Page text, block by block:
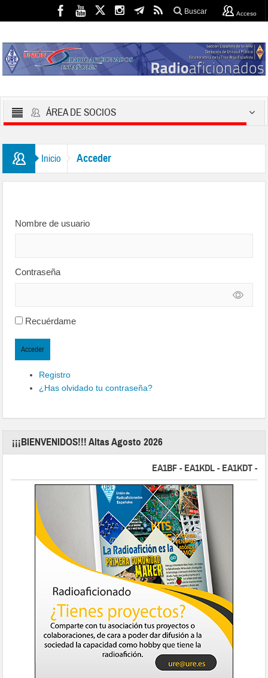
Buscar Acceso
ÁREA DE SOCIOS
Inicio Acceder
Nombre de usuario
Contraseña
Recuérdame
Acceder
Registro
¿Has olvidado tu contraseña?
¡¡¡BIENVENIDOS!!! Altas Agosto 2026
EA1BF - EA1KDL - EA1KDT -